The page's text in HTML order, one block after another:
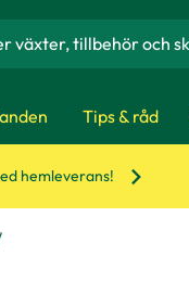
Tips & råd
hemleverans!